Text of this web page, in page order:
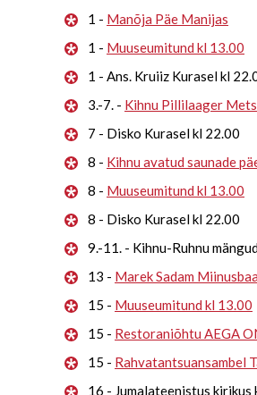
1 - Manõja Päe Manijas
1 - Muuseumitund kl 13.00
1 - Ans. Kruiiz Kurasel kl
3.-7. - Kihnu Pillilaager
7 - Disko Kurasel kl 22.00
8 - Kihnu avatud saunade
8 - Muuseumitund kl 13.00
8 - Disko Kurasel kl 22.00
9.-11. - Kihnu-Ruhnu
13 - Marek Sadam
15 - Muuseumitund kl 13.00
15 - Restoraniõhtu AEGA
15 - Rahvatantsuansambel
16 - Jumalateenistus kirikus